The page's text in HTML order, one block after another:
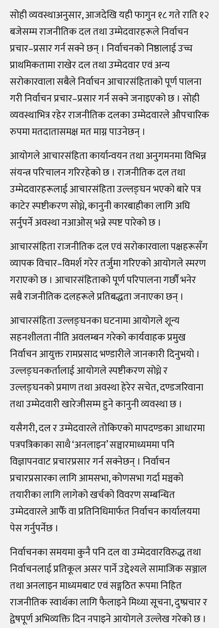
सोही व्यवस्थाअनुसार, आजदेखि यही फागुन १८ गते राति १२
बजेसम्म राजनीतिक दल तथा उम्मेदवारहरूले निर्वाचन
प्रचार–प्रसार गर्न सक्ने छन् । निर्वाचनको निष्ठालाई उच्च
प्राथमिकतामा राखेर दल तथा उम्मेदवार एवं अन्य
सरोकारवाला सबैले निर्वाचन आचारसंहिताको पूर्ण पालना
गरी निर्वाचन प्रचार–प्रसार गर्न सक्ने जनाइएको छ । सोही
व्यवस्थाभित्र रहेर राजनीतिक दलका उम्मेदवारले औपचारिक
रुपमा मतदातासमक्ष मत माग्न पाउनेछन् ।
आयोगले आचारसंहिता कार्यान्वयन तथा अनुगमनमा विभिन्न
संयन्त्र परिचालन गरिरहेको छ । राजनीतिक दल तथा
उम्मेदवारहरूलाई आचारसंहिता उल्लङ्घन भएको बारे पत्र
काटेर स्पष्टीकरण सोध्ने, कानुनी कारबाहीका लागि अघि
सर्नुपर्ने अवस्था नआओस् भन्ने स्पष्ट पारेको छ ।
आचारसंहिता राजनीतिक दल एवं सरोकारवाला पक्षहरूसँग
व्यापक विचार–विमर्श गरेर तर्जुमा गरिएको आयोगले स्मरण
गराएको छ । आचारसंहिताको पूर्ण परिपालना गर्छौं भनेर
सबै राजनीतिक दलहरूले प्रतिबद्धता जनाएका छन् ।
आचारसंहिता उल्लङ्घनका घटनामा आयोगले शून्य
सहनशीलता नीति अवलम्बन गरेको कार्यवाहक प्रमुख
निर्वाचन आयुक्त रामप्रसाद भण्डारीले जानकारी दिनुभयो ।
उल्लङ्घनकर्तालाई आयोगले स्पष्टीकरण सोध्ने र
उल्लङ्घनको प्रमाण तथा अवस्था हेरेर सचेत, दण्डजरिवाना
तथा उम्मेदवारी खारेजीसम्म हुने कानुनी व्यवस्था छ ।
यसैगरी, दल र उम्मेदवारले तोकिएको मापदण्डका आधारमा
पत्रपत्रिकाका साथै ‘अनलाइन’ सञ्चारमाध्यममा पनि
विज्ञापनवाट प्रचारप्रसार गर्न सक्नेछन् । निर्वाचन
प्रचारप्रसारका लागि आमसभा, कोणसभा गर्दा मञ्चको
तयारीका लागि लागेको खर्चको विवरण सम्बन्धित
उम्मेदवारले आफैँ वा प्रतिनिधिमार्फत निर्वाचन कार्यालयमा
पेस गर्नुपर्नेछ ।
निर्वाचनका समयमा कुनै पनि दल वा उम्मेदवारविरुद्ध तथा
निर्वाचनलाई प्रतिकूल असर पार्ने उद्देश्यले सामाजिक सञ्जाल
तथा अनलाइन माध्यमबाट एवं सङ्गठित रूपमा निहित
राजनीतिक स्वार्थका लागि फैलाइने मिथ्या सूचना, दुष्प्रचार र
द्वेषपूर्ण अभिव्यक्ति दिन नपाइने आयोगले उल्लेख गरेको छ ।